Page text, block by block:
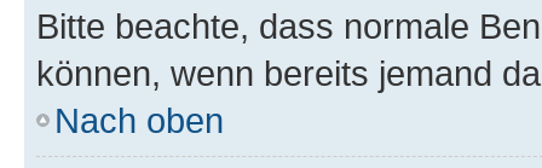
Bitte beachte, dass normale
können, wenn bereits jemand
Nach oben